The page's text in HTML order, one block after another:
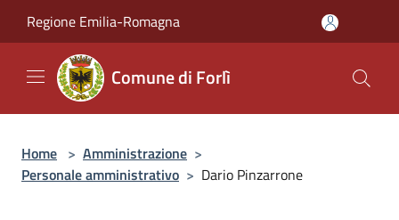
Regione Emilia-Romagna
Comune di Forlì
Home > Amministrazione >
Personale amministrativo > Dario Pinzarrone